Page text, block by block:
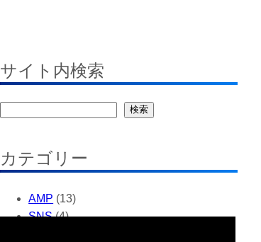
サイト内検索
検索
カテゴリー
AMP (13)
SNS(4)